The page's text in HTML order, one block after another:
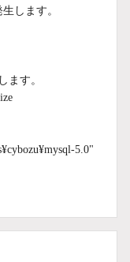
します。
ます。
5.0"